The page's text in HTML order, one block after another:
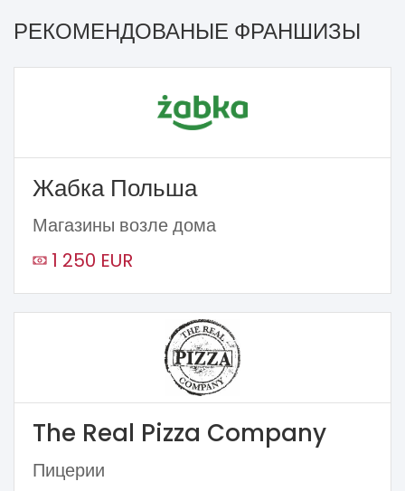
РЕКОМЕНДОВАНЫЕ ФРАНШИЗЫ
Жабка Польша
Магазины возле дома
1 250 EUR
The Real Pizza Company
Пицерии